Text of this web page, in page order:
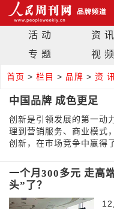
活 动 资 讯
专 题
视 频
首页 > 栏目 > 品牌 > 资
中国品牌 成色更足
创新是引领发展的第一动
理到营销服务、商业模式
创新，在市场竞争中赢得
一个月300多元 走高
头”了？